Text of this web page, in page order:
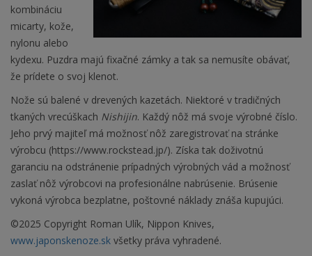
kombináciu
micarty, kože,
nylonu alebo
kydexu. Puzdra majú fixačné zámky a tak sa nemusíte obávať,
že prídete o svoj klenot.
Nože sú balené v drevených kazetách. Niektoré v tradičných
tkaných vrecúškach Nishijin. Každý nôž má svoje výrobné číslo.
Jeho prvý majiteľ má možnosť nôž zaregistrovať na stránke
výrobcu (https://www.rockstead.jp/). Získa tak doživotnú
garanciu na odstránenie prípadných výrobných vád a možnosť
zaslať nôž výrobcovi na profesionálne nabrúsenie. Brúsenie
vykoná výrobca bezplatne, poštovné náklady znáša kupujúci.
©2025 Copyright Roman Ulík, Nippon Knives,
www.japonskenoze.sk všetky práva vyhradené.